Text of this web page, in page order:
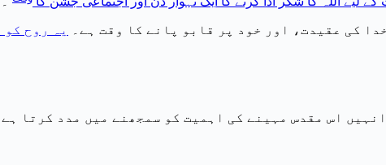
کی عقیدت، اور خود پر قابو پانے کا وقت ہے۔
یہ روح
اس مقدس مہینے کی اہمیت کو سمجھنے میں مدد کرتا